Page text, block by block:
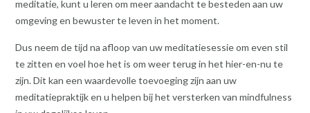
meditatie, kunt u leren om meer aandacht te besteden aan uw
omgeving en bewuster te leven in het moment.
Dus neem de tijd na afloop van uw meditatiesessie om even stil
te zitten en voel hoe het is om weer terug in het hier-en-nu te
zijn. Dit kan een waardevolle toevoeging zijn aan uw
meditatiepraktijk en u helpen bij het versterken van mindfulness